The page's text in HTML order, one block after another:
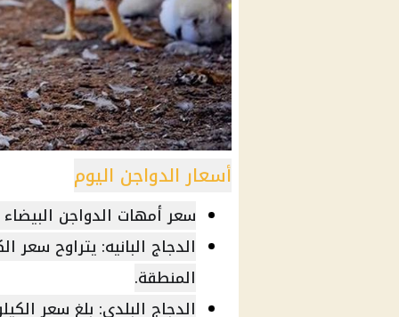
أسعار الدواجن اليوم
سعر أمهات الدواجن البيضاء 68 جنيهًا للكيلو.
المنطقة.